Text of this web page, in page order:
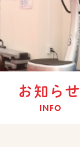
お知らせ
INFO